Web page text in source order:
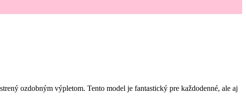
ozdobným výpletom. Tento model je fantastický pre každodenné, ale aj